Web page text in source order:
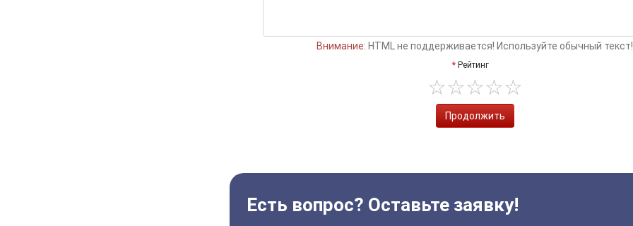
Внимание: HTML не поддерживается! Используйте обычный текст!
Рейтинг
Продолжить
Есть вопрос? Оставьте заявку!